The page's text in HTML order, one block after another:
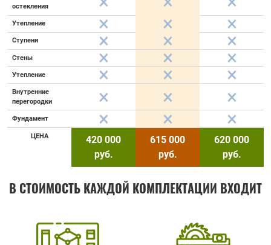
остекления
Утепление
Ступени
Стены
Утепление
Внутренние
перегородки
Фундамент
ЦЕНА
420 000
руб.
615 000
руб.
620 000
руб.
В СТОИМОСТЬ КАЖДОЙ КОМПЛЕКТАЦИИ ВХОДИТ